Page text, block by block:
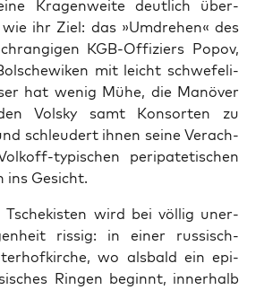
Kra­gen­wei­te deut­lich über­
ihr Ziel: das »Umdre­hen« des
KGB-Offi­ziers Popov,
mit leicht schwe­fe­li­
hat wenig Mühe, die Manö­ver
Vol­sky samt Kon­sor­ten zu
schleu­dert ihnen sei­ne Ver­ach­
typi­schen peri­pa­te­ti­schen
ins Gesicht.
Tsche­kis­ten wird bei völ­lig uner­
ris­sig: in einer rus­sisch-
wo als­bald ein epi­
Rin­gen beginnt, inner­halb